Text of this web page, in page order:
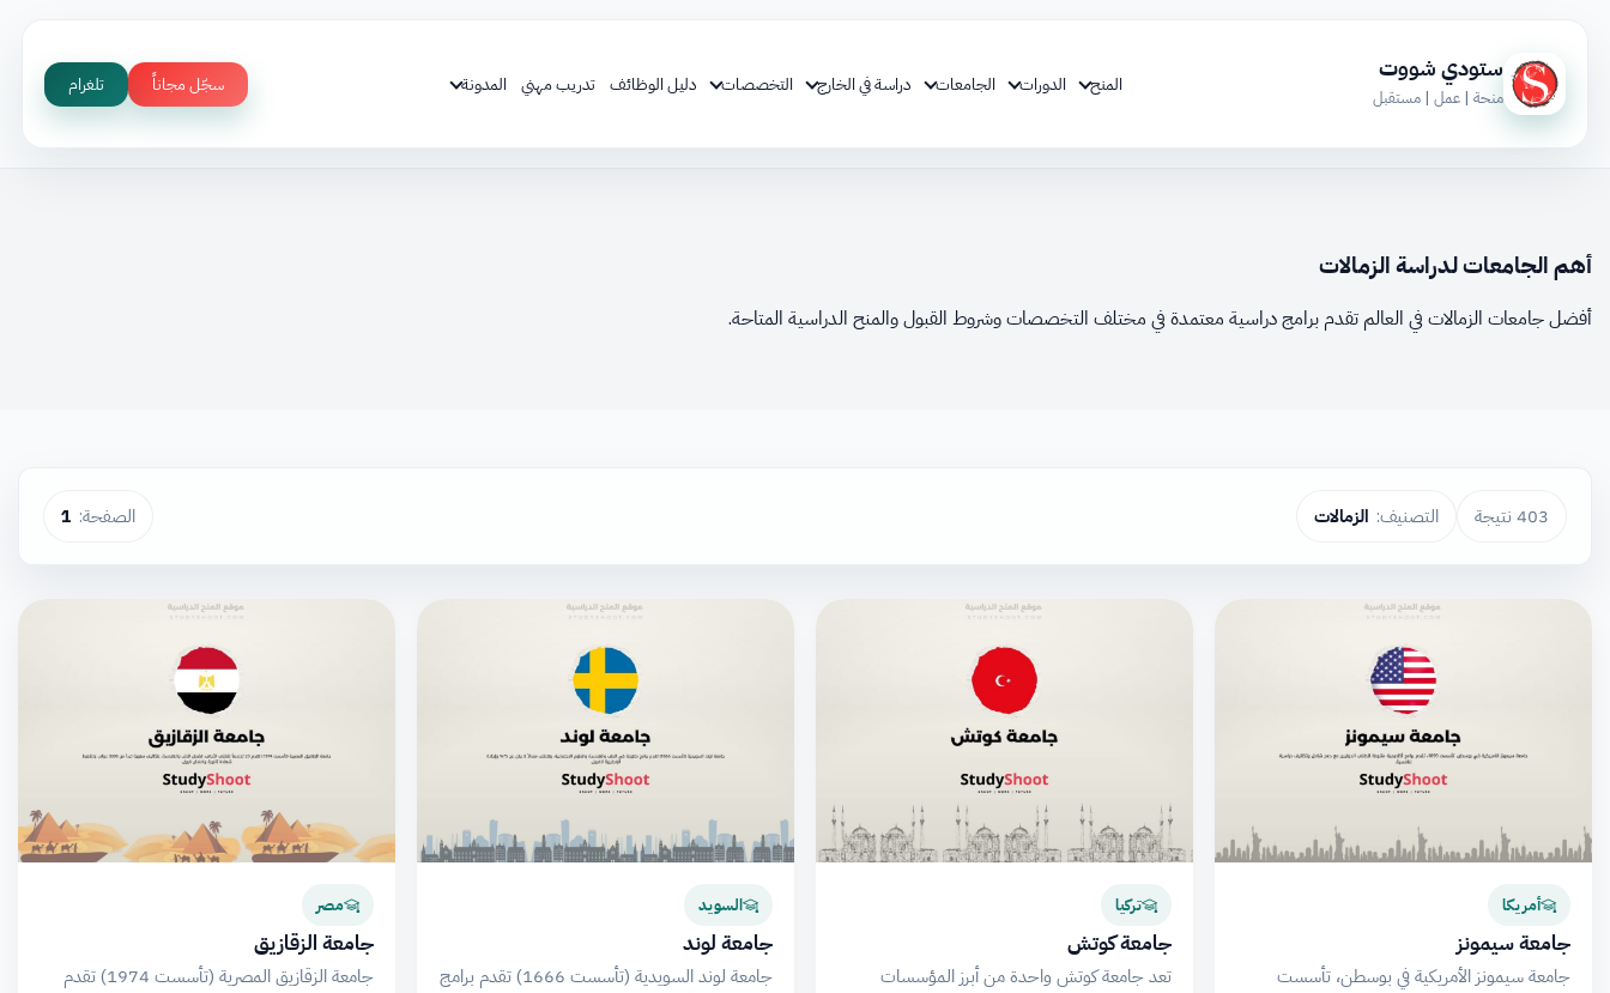
ستودي شووت
منحة | عمل | مستقبل
المنح الدورات الجامعات دراسة في الخارج التخصصات دليل الوظائف تدريب مهني المدونة سجّل مجاناً تلغرام
أهم الجامعات لدراسة الزمالات
أفضل جامعات الزمالات في العالم تقدم برامج دراسية معتمدة في مختلف التخصصات وشروط القبول والمنح الدراسية المتاحة.
403 نتيجة التصنيف: الزمالات الصفحة: 1
أمريكا
جامعة سيمونز
جامعة سيمونز الأمريكية في بوسطن، تأسست
تركيا
جامعة كوتش
تعد جامعة كوتش واحدة من أبرز المؤسسات
السويد
جامعة لوند
جامعة لوند السويدية (تأسست 1666) تقدم برامج
مصر
جامعة الزقازيق
جامعة الزقازيق المصرية (تأسست 1974) تقدم